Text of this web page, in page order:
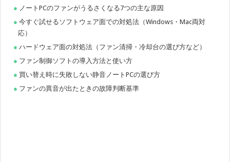
ノートPCのファンがうるさくなる7つの主な原因
今すぐ試せるソフトウェア面での対処法（Windows・Mac両対
応）
ハードウェア面の対処法（ファン清掃・冷却台の選び方など）
ファン制御ソフトの導入方法と使い方
買い替え時に失敗しない静音ノートPCの選び方
ファンの異音が出たときの故障判断基準